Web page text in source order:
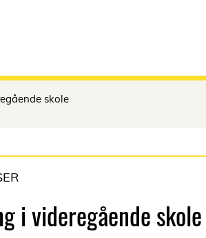
skole
i videregående skole